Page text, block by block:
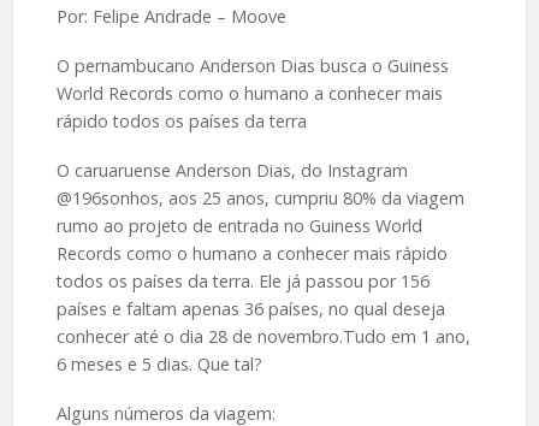
Por: Felipe Andrade – Moove
O pernambucano Anderson Dias busca o Guiness
World Records como o humano a conhecer mais
rápido todos os países da terra
O caruaruense Anderson Dias, do Instagram
@196sonhos, aos 25 anos, cumpriu 80% da viagem
rumo ao projeto de entrada no Guiness World
Records como o humano a conhecer mais rápido
todos os países da terra. Ele já passou por 156
países e faltam apenas 36 países, no qual deseja
conhecer até o dia 28 de novembro.Tudo em 1 ano,
6 meses e 5 dias. Que tal?
Alguns números da viagem: